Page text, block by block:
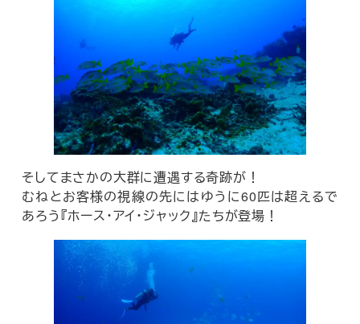
そしてまさかの大群に遭遇する奇跡が！
むねとお客様の視線の先にはゆうに60匹は超えるで
あろう『ホース・アイ・ジャック』たちが登場！